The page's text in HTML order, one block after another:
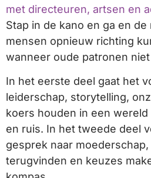
met directeuren, artsen en
Stap in de kano en ga en de
mensen opnieuw richting
wanneer oude patronen
In het eerste deel gaat het
leiderschap, storytelling,
koers houden in een
en ruis. In het tweede deel
gesprek naar
terugvinden en keuzes